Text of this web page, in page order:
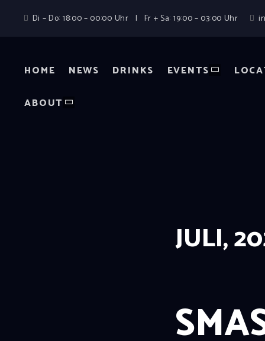
Di – Do: 18:00 – 00:00 Uhr | Fr + Sa: 19:00 – 03:00 Uhr
HOME NEWS DRINKS EVENTS
ABOUT
JULI,